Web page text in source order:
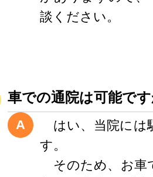
談ください。
車での通院は可能です
A
はい、当院には
す。
そのため、お車